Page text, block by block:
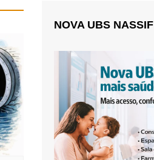
NOVA UBS NASSIF